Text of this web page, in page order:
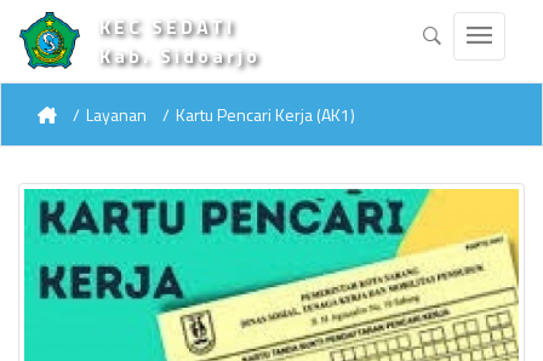
KEC SEDATI
Kab. Sidoarjo
Layanan Kartu Pencari Kerja (AK1)